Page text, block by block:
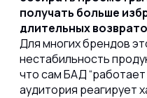
получать больше
длительных
Для многих брендов
нестабильность
что сам БАД
аудитория реагирует